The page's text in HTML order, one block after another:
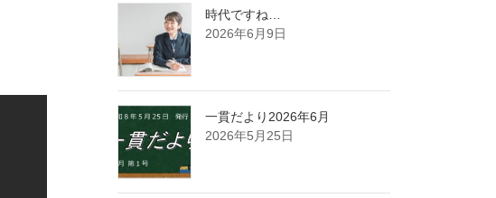
時代ですね…
2026年6月9日
一貫だより2026年6月
2026年5月25日